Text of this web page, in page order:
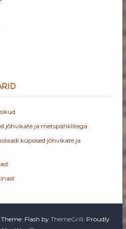
jõhvikate ja metspähklitega
küpsised jõhvikate ja
Theme: Flash by ThemeGrill . Proudly